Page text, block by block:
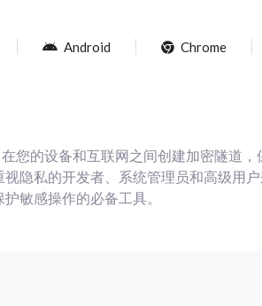
Android Chrome
在您的设备和互联网之间创建加密隧道
视隐私的开发者、系统管理员和高级用
敏感操作的必备工具。